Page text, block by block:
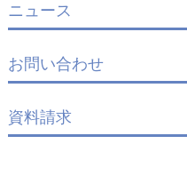
ニュース
お問い合わせ
資料請求